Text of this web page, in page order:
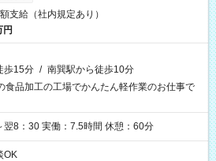
支給（社内規定あり）
円
歩15分 / 南巽駅から徒歩10分
食品加工の工場でかんたん軽作業のお仕事で
翌8：30 実働：7.5時間 休憩：60分
OK